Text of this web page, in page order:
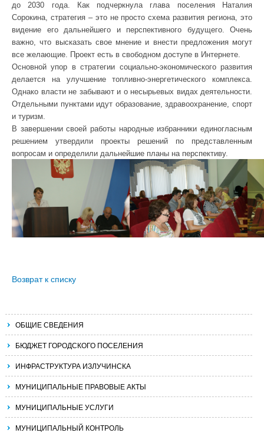
до 2030 года. Как подчеркнула глава поселения Наталия
Сорокина, стратегия – это не просто схема развития региона, это
видение его дальнейшего и перспективного будущего. Очень
важно, что высказать свое мнение и внести предложения могут
все желающие. Проект есть в свободном доступе в Интернете.
Основной упор в стратегии социально-экономического развития
делается на улучшение топливно-энергетического комплекса.
Однако власти не забывают и о несырьевых видах деятельности.
Отдельными пунктами идут образование, здравоохранение, спорт
и туризм.
В завершении своей работы народные избранники единогласным
решением утвердили проекты решений по представленным
вопросам и определили дальнейшие планы на перспективу.
Возврат к списку
ОБЩИЕ СВЕДЕНИЯ
БЮДЖЕТ ГОРОДСКОГО ПОСЕЛЕНИЯ
ИНФРАСТРУКТУРА ИЗЛУЧИНСКА
МУНИЦИПАЛЬНЫЕ ПРАВОВЫЕ АКТЫ
МУНИЦИПАЛЬНЫЕ УСЛУГИ
МУНИЦИПАЛЬНЫЙ КОНТРОЛЬ